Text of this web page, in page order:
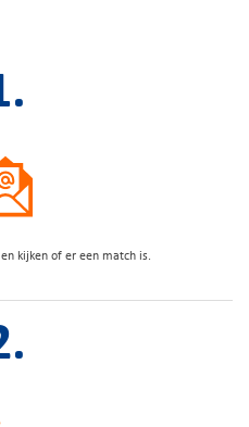
kijken of er een match is.